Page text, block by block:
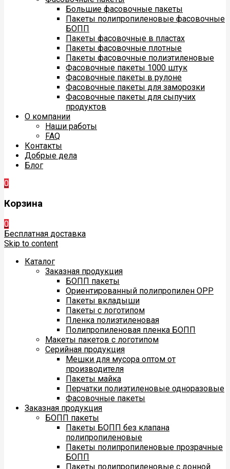
Большие фасовочные пакеты
Пакеты полипропиленовые фасовочные
БОПП
Пакеты фасовочные в пластах
Пакеты фасовочные плотные
Пакеты фасовочные полиэтиленовые
Фасовочные пакеты 1000 штук
Фасовочные пакеты в рулоне
Фасовочные пакеты для заморозки
Фасовочные пакеты для сыпучих
продуктов
О компании
Наши работы
FAQ
Контакты
Добрые дела
Блог
0
Корзина
0
Бесплатная доставка
Skip to content
Каталог
Заказная продукция
БОПП пакеты
Ориентированный полипропилен ОРР
Пакеты вкладыши
Пакеты с логотипом
Пленка полиэтиленовая
Полипропиленовая пленка БОПП
Макеты пакетов с логотипом
Серийная продукция
Мешки для мусора оптом от
производителя
Пакеты майка
Перчатки полиэтиленовые одноразовые
Фасовочные пакеты
Заказная продукция
БОПП пакеты
Пакеты БОПП без клапана
полипропиленовые
Пакеты полипропиленовые прозрачные
БОПП
Пакеты полипропиленовые с донной